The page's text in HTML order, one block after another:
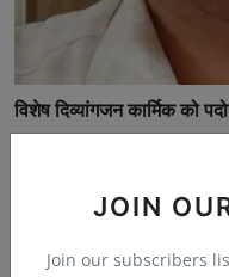
JOIN
Join our subscribers
विशेष दिव्यांगजन कार्मिक को